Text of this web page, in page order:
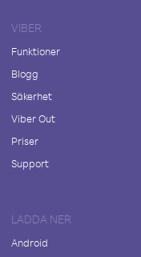
VIBER
Funktioner
Blogg
Säkerhet
Viber Out
Priser
Support
LADDA NER
Android